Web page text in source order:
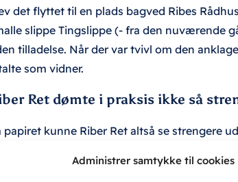
Administrer samtykke til cookies
det flyttet til en plads bagved Ribes
slippe Tingslippe (- fra den nuværende
tilladelse. Når der var tvivl om den
som vidner.
Ret dømte i praksis ikke så
papiret kunne Riber Ret altså se strengere
1500-tallet, at kun 3 fik dødsstraf. Det
2 kvinder taget på fersk gerning i tyveri,